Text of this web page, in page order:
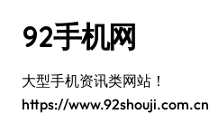
92手机网
大型手机资讯类网站！
https://www.92shouji.com.cn